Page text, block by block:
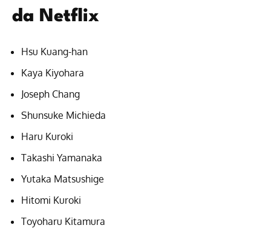
da Netflix
Hsu Kuang-han
Kaya Kiyohara
Joseph Chang
Shunsuke Michieda
Haru Kuroki
Takashi Yamanaka
Yutaka Matsushige
Hitomi Kuroki
Toyoharu Kitamura